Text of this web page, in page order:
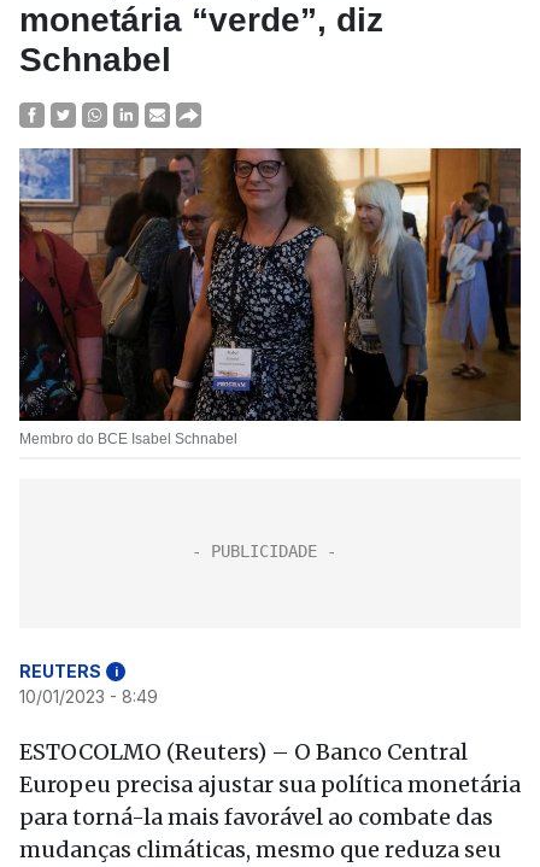
monetária “verde”, diz
Schnabel
Membro do BCE Isabel Schnabel
REUTERS i
10/01/2023 - 8:49
ESTOCOLMO (Reuters) – O Banco Central
Europeu precisa ajustar sua política monetária
para torná-la mais favorável ao combate das
mudanças climáticas, mesmo que reduza seu